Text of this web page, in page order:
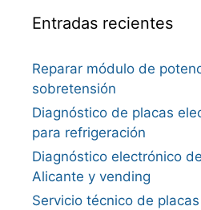
Entradas recientes
Reparar módulo de
sobretensión
Diagnóstico de placas
para refrigeración
Diagnóstico electrónico
Alicante y vending
Servicio técnico de